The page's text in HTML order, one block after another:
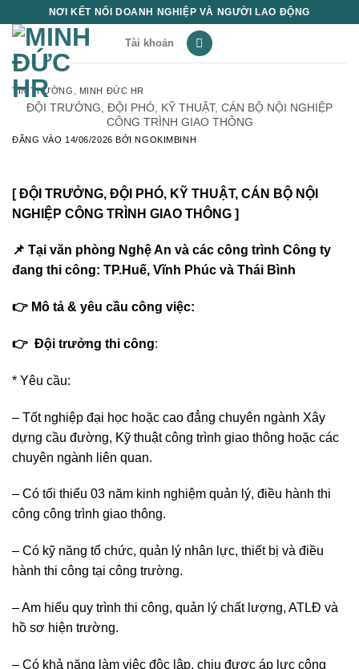
qua
dung
NƠI KẾT NỐI DOANH NGHIỆP VÀ NGƯỜI LAO ĐỘNG
Tài khoản
TIN THƯỜNG MINH ĐỨC HR
ĐỘI TRƯỞNG, ĐỘI PHÓ, KỸ THUẬT, CÁN BỘ NỘI NGHIỆP
CÔNG TRÌNH GIAO THÔNG
ĐĂNG VÀO 14/06/2026 BỞINGOKIMBINH
[ ĐỘI TRƯỞNG, ĐỘI PHÓ, KỸ THUẬT, CÁN BỘ NỘI
NGHIỆP CÔNG TRÌNH GIAO THÔNG ]
📌 Tại văn phòng Nghệ An và các công trình Công ty
đang thi công: TP.Huế, Vĩnh Phúc và Thái Bình
👉 Mô tả & yêu cầu công việc:
👉 Đội trưởng thi công:
* Yêu cầu:
– Tốt nghiệp đại học hoặc cao đẳng chuyên ngành Xây
dựng cầu đường, Kỹ thuật công trình giao thông hoặc các
chuyên ngành liên quan.
– Có tối thiểu 03 năm kinh nghiệm quản lý, điều hành thi
công công trình giao thông.
– Có kỹ năng tổ chức, quản lý nhân lực, thiết bị và điều
hành thi công tại công trường.
– Am hiểu quy trình thi công, quản lý chất lượng, ATLĐ và
hồ sơ hiện trường.
– Có khả năng làm việc độc lập, chịu được áp lực công